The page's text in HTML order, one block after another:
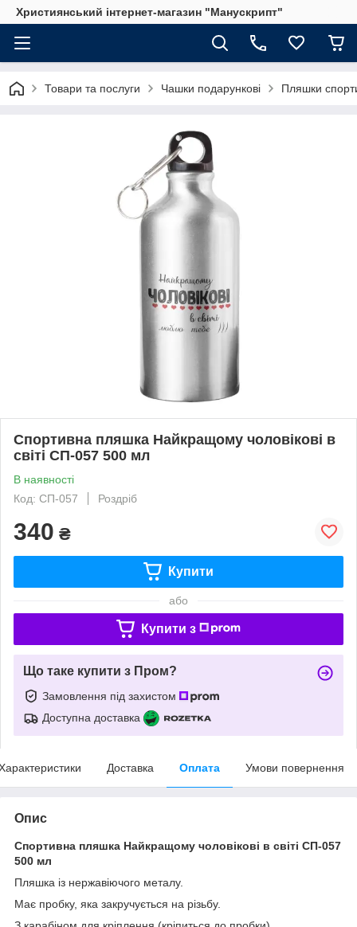
Християнський інтернет-магазин "Манускрипт"
Товари та послуги Чашки подарункові Пляшки
Спортивна пляшка Найкращому чоловікові в
світі СП-057 500 мл
В наявності
Код: СП-057
Роздріб
340 ₴
Купити
або
Купити з
Що таке купити з Пром?
Замовлення під захистом
Доступна доставка
Доставка Оплата Умови повернення
Опис
Спортивна пляшка Найкращому чоловікові в світі СП-057
500 мл
Пляшка із нержавіючого металу.
Має пробку, яка закручується на різьбу.